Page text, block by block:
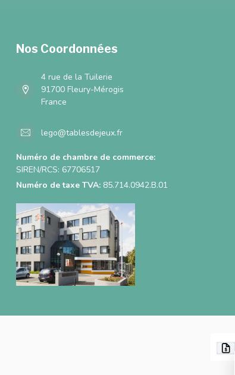
Nos Coordonnées
4 rue de la Tuilerie
91700 Fleury-Mérogis
France
lego@tablesdejeux.fr
Numéro de chambre de commerce:
SIREN/RCS: 67706517
Numéro de taxe TVA: 85.714.0942.B.01